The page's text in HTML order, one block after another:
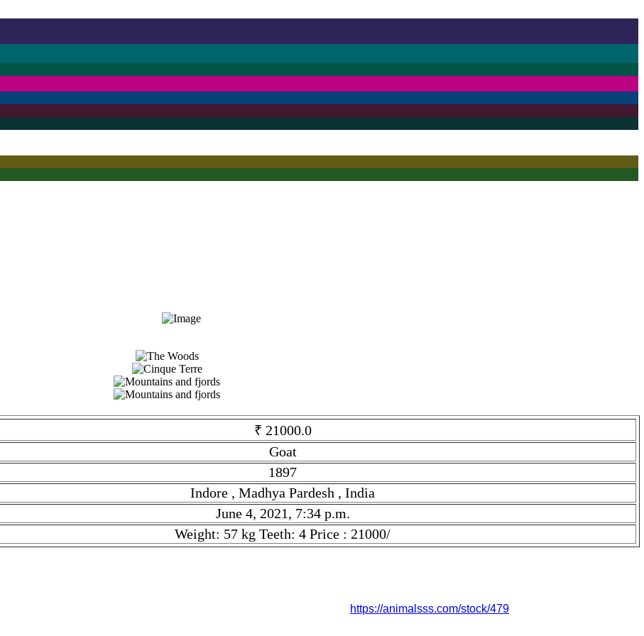
₹ 21000.0
Goat
1897
Indore , Madhya Pardesh , India
June 4, 2021, 7:34 p.m.
Weight: 57 kg Teeth: 4 Price : 21000/
https://animalsss.com/stock/479